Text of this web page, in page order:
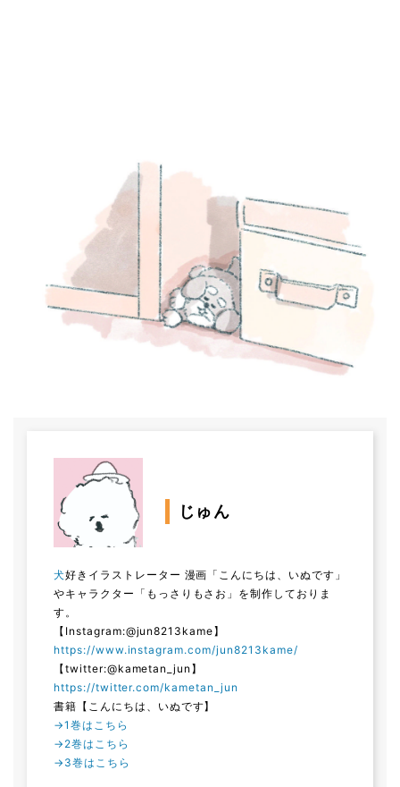
じゅん
犬好きイラストレーター 漫画「こんにちは、いぬです」
やキャラクター「もっさりもさお」を制作しておりま
す。
【Instagram:@jun8213kame】
https://www.instagram.com/jun8213kame/
【twitter:@kametan_jun】
https://twitter.com/kametan_jun
書籍【こんにちは、いぬです】
→1巻はこちら
→2巻はこちら
→3巻はこちら